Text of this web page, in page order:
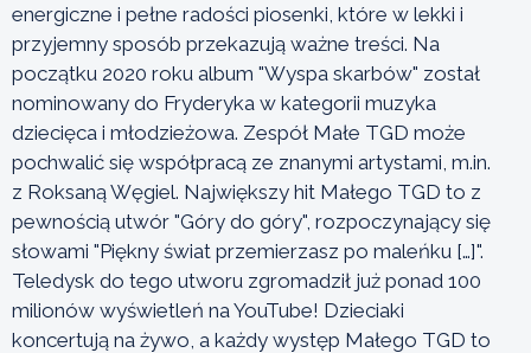
energiczne i pełne radości piosenki, które w lekki i
przyjemny sposób przekazują ważne treści. Na
początku 2020 roku album "Wyspa skarbów" został
nominowany do Fryderyka w kategorii muzyka
dziecięca i młodzieżowa. Zespół Małe TGD może
pochwalić się współpracą ze znanymi artystami, m.in.
z Roksaną Węgiel. Największy hit Małego TGD to z
pewnością utwór "Góry do góry", rozpoczynający się
słowami "Piękny świat przemierzasz po maleńku […]".
Teledysk do tego utworu zgromadził już ponad 100
milionów wyświetleń na YouTube! Dzieciaki
koncertują na żywo, a każdy występ Małego TGD to